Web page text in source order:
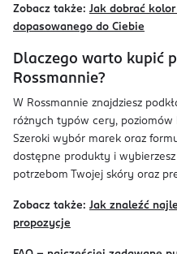
Zobacz także: Jak dobrać
dopasowanego do Ciebie
Dlaczego warto kupić
Rossmannie?
W Rossmannie znajdziesz
różnych typów cery,
Szeroki wybór marek oraz
dostępne produkty i
potrzebom Twojej skóry oraz
Zobacz także: Jak znaleźć
propozycje